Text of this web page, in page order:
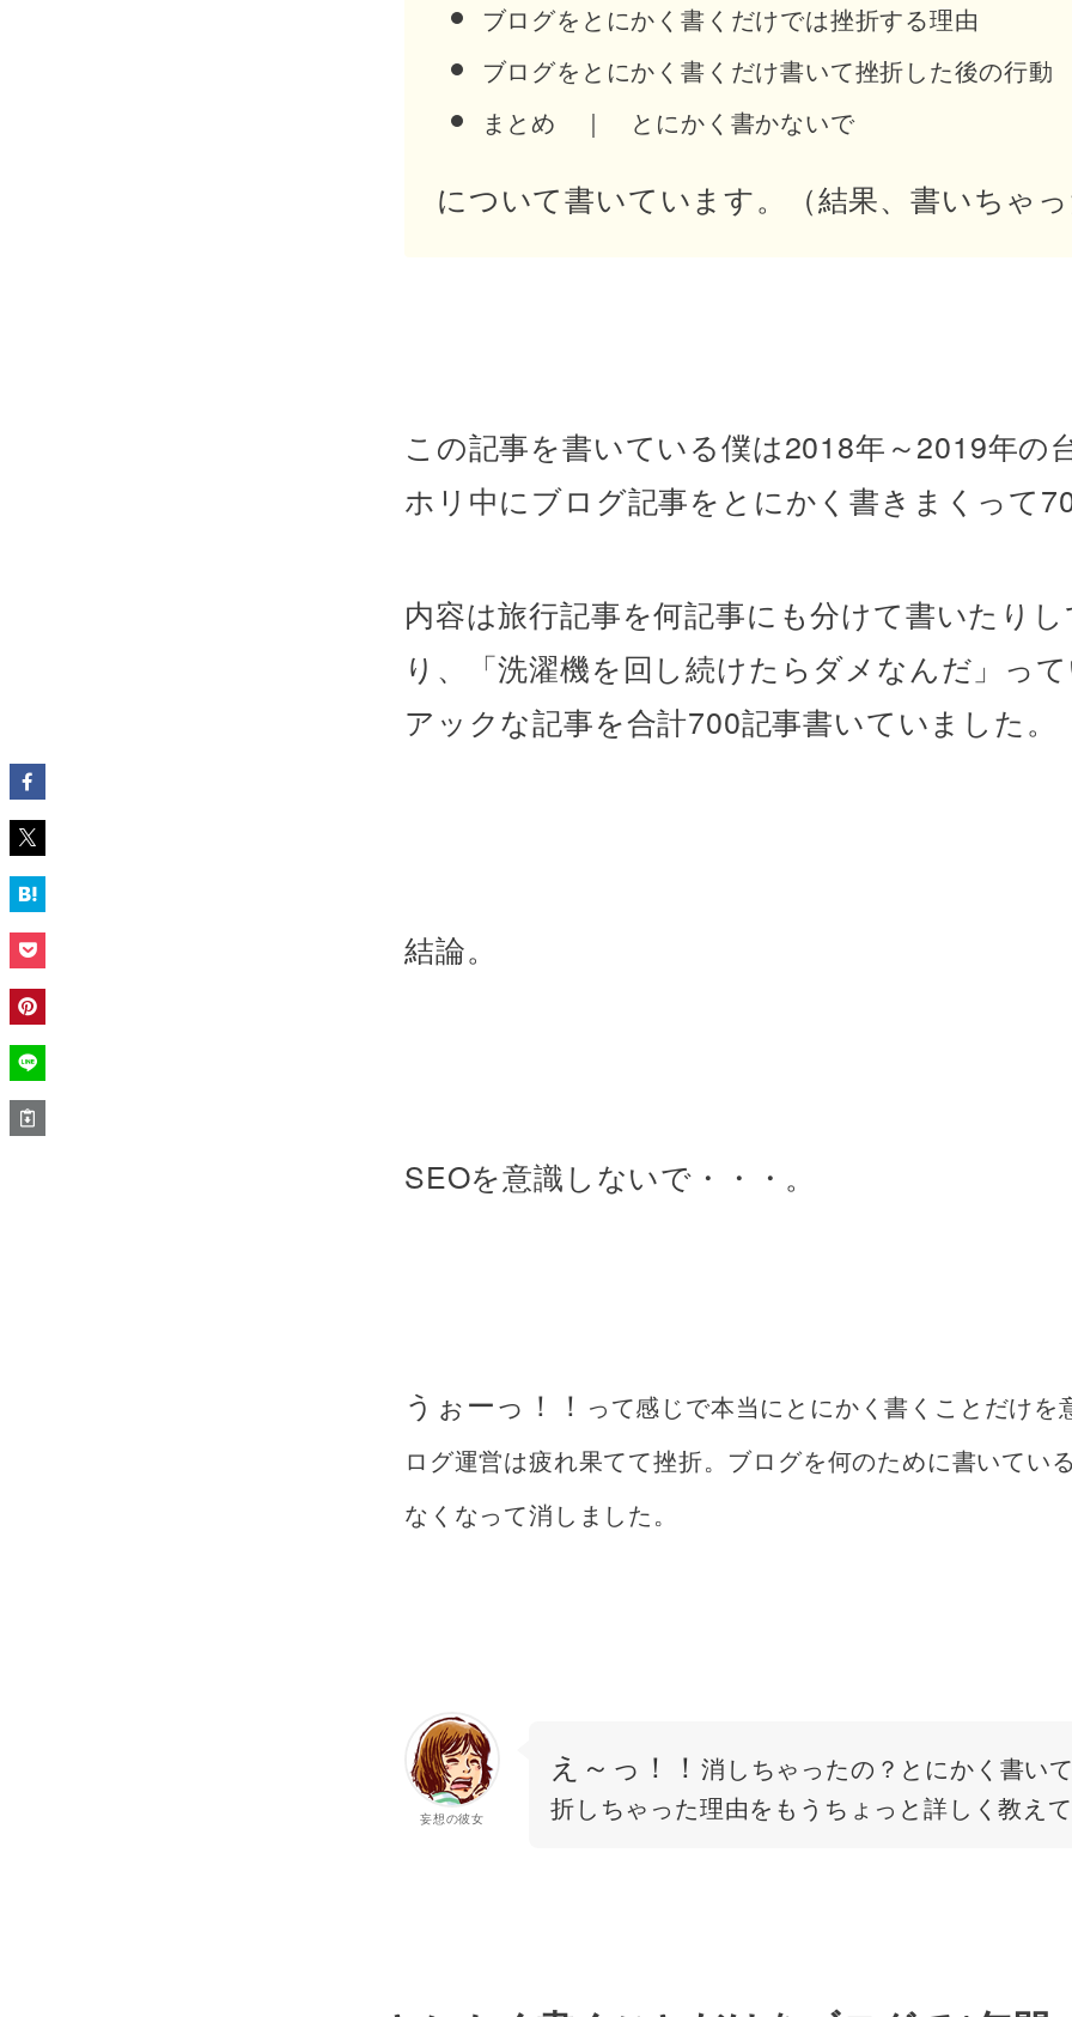
ブログをとにかく書くだけでは挫折する理由
ブログをとにかく書くだけ書いて挫折した後の行動
まとめ ｜ とにかく書かないで
について書いています。（結果、書いちゃっ
この記事を書いている僕は2018年～2019年の
ホリ中にブログ記事をとにかく書きまくって
内容は旅行記事を何記事にも分けて書いたりし
り、「洗濯機を回し続けたらダメなんだ」っ
アックな記事を合計700記事書いていました。
結論。
SEOを意識しないで・・・。
うぉーっ！！ って感じで本当にとにかく書くことだけを
ログ運営は疲れ果てて挫折。ブログを何のために書いてい
なくなって消しました。
妄想の彼女
え～っ！！ 消しちゃったの？とにかく書い
折しちゃった理由をもうちょっと詳しく教えて